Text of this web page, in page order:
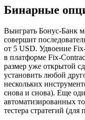
Бинарные
Выиграть Бонус-Банк
совершит
от 5 USD. Удвоение
в платформе Fix-
размер уже открытой
установить любой
нескольких
снова и снова). Еще
автоматизированных
тестера стратегий